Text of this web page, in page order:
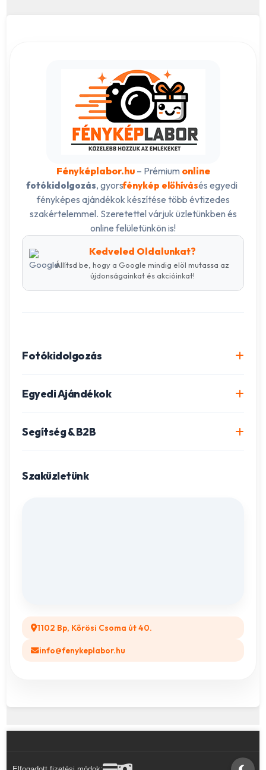
Fényképlabor.hu– Prémium online
fotókidolgozás, gyorsfénykép előhívásés egyedi
fényképes ajándékok készítése több évtizedes
szakértelemmel. Szeretettel várjuk üzletünkben és
online felületünkön is!
Kedveled Oldalunkat?
Állítsd be, hogy a Google mindig elöl mutassa az
újdonságainkat és akcióinkat!
Fotókidolgozás
Igazolványkép készítés
Egyedi Ajándékok
Gravírozott ajándékok
Segítség & B2B
Szaküzletünk
1102 Bp, Kőrösi Csoma út 40.
info@fenykeplabor.hu